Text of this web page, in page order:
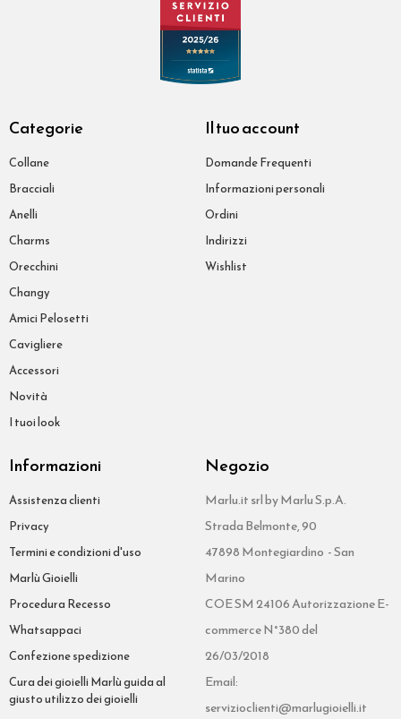
Categorie
Collane
Bracciali
Anelli
Charms
Orecchini
Changy
Amici Pelosetti
Cavigliere
Accessori
Novità
I tuoi look
Il tuo account
Domande Frequenti
Informazioni personali
Ordini
Indirizzi
Wishlist
Informazioni
Assistenza clienti
Privacy
Termini e condizioni d'uso
Marlù Gioielli
Procedura Recesso
Whatsappaci
Confezione spedizione
Cura dei gioielli Marlù guida al
giusto utilizzo dei gioielli
Negozio
Marlu.it srl by Marlu S.p.A.
Strada Belmonte, 90
47898 Montegiardino - San
Marino
COE SM 24106 Autorizzazione E-
commerce N°380 del
26/03/2018
Email:
servizioclienti@marlugioielli.it